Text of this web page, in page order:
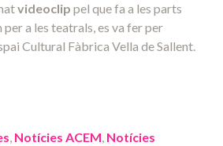
videoclip pel que fa a les parts
a les teatrals, es va fer per
Cultural Fàbrica Vella de Sallent.
Notícies ACEM Notícies